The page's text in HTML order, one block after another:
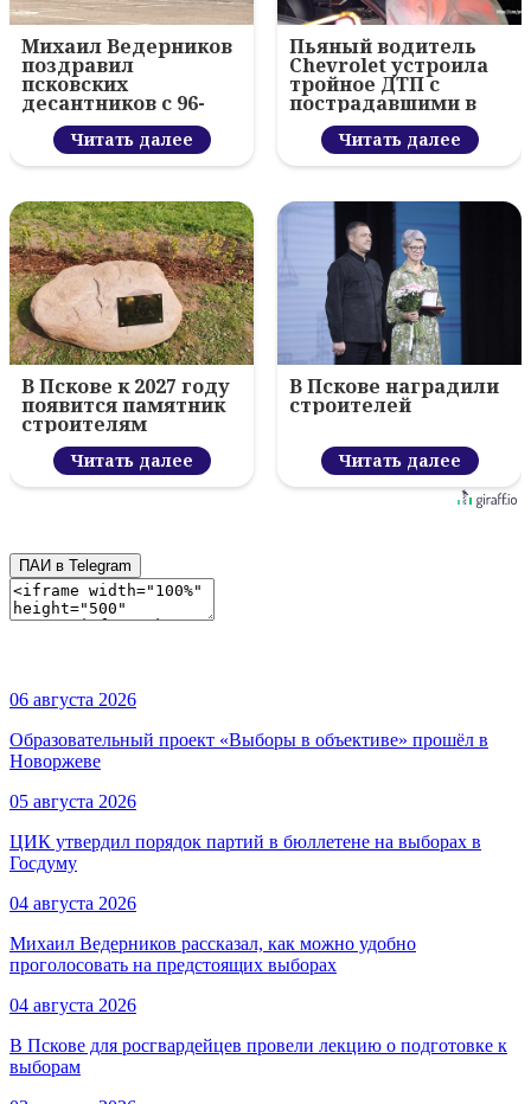
Михаил Ведерников
поздравил
псковских
десантников с 96-
летием ВДВ и
вручил награды
Читать далее
Пьяный водитель
Chevrolet устроила
тройное ДТП с
пострадавшими в
Пскове
Читать далее
В Пскове к 2027 году
появится памятник
строителям
Читать далее
В Пскове наградили
строителей
Читать далее
ПАИ в Telegram
06 августа 2026
Образовательный проект «Выборы в объективе» прошёл в
Новоржеве
05 августа 2026
ЦИК утвердил порядок партий в бюллетене на выборах в
Госдуму
04 августа 2026
Михаил Ведерников рассказал, как можно удобно
проголосовать на предстоящих выборах
04 августа 2026
В Пскове для росгвардейцев провели лекцию о подготовке к
выборам